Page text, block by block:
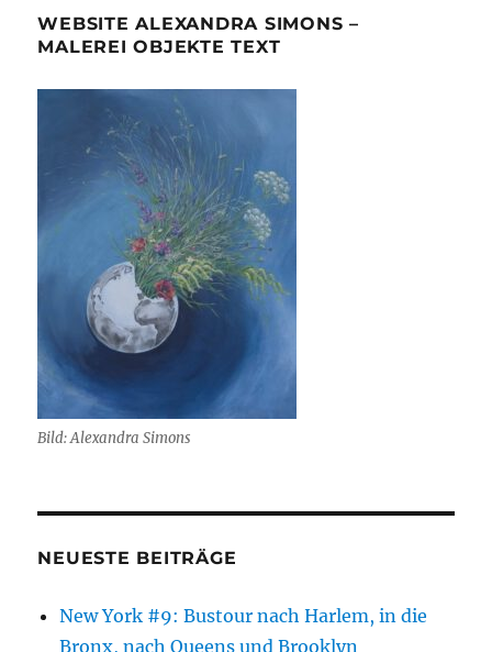
WEBSITE ALEXANDRA SIMONS –
MALEREI OBJEKTE TEXT
Bild: Alexandra Simons
NEUESTE BEITRÄGE
New York #9: Bustour nach Harlem, in die
Bronx, nach Queens und Brooklyn